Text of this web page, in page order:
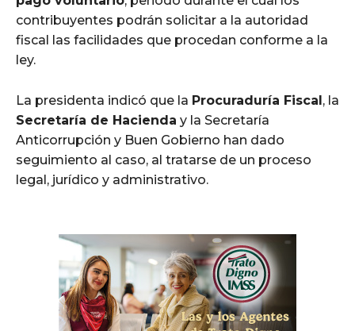
contribuyentes podrán solicitar a la autoridad
fiscal las facilidades que procedan conforme a la
ley.
La presidenta indicó que la Procuraduría Fiscal , la
Secretaría de Hacienda y la Secretaría
Anticorrupción y Buen Gobierno han dado
seguimiento al caso, al tratarse de un proceso
legal, jurídico y administrativo.